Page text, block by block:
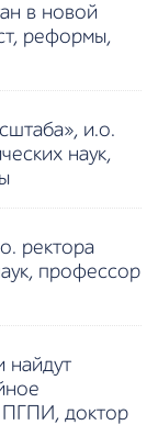
в новой
реформы,
и.о.
наук,
ректора
профессор
найдут
ПГПИ, доктор